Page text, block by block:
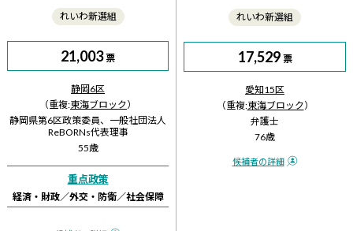
れいわ新選組
21,003 票
静岡6区
（重複:東海ブロック）
静岡県第6区政策委員、一般社団法人
ReBORNs代表理事
55歳
重点政策
経済・財政／外交・防衛／社会保障
れいわ新選組
17,529 票
愛知15区
（重複:東海ブロック）
弁護士
76歳
候補者の詳細